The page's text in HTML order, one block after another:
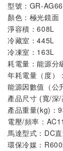
型號：GR-
顏色：極光鏡面
淨容積：608L
冷藏室：445L
冷凍室：163L
耗電量：能源分
年耗電量（度）
能源因數值（公
產品尺寸 (寬/
產品重量(kg)：
電壓/頻率：
馬達型式：DC
環保冷媒：